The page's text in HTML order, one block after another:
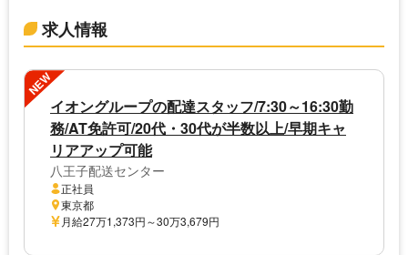
求人情報
NEW
イオングループの配達スタッフ/7:30～16:30勤
務/AT免許可/20代・30代が半数以上/早期キャ
リアアップ可能
八王子配送センター
正社員
東京都
月給27万1,373円～30万3,679円